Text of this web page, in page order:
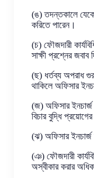
(ঙ) তদন্তকালে
করিতে পারেন।
(চ) ফৌজদারী
সাক্ষী প্রশ্নের জবাব
(ছ) ধর্তব্য অপরাধ
থাকিলে অফিসার
(জ) অফিসার
বিচার বুদ্ধি
(ঝ) অফিসার ইনচার্জ
(ঞ) ফৌজদারী
অস্বীকার করার